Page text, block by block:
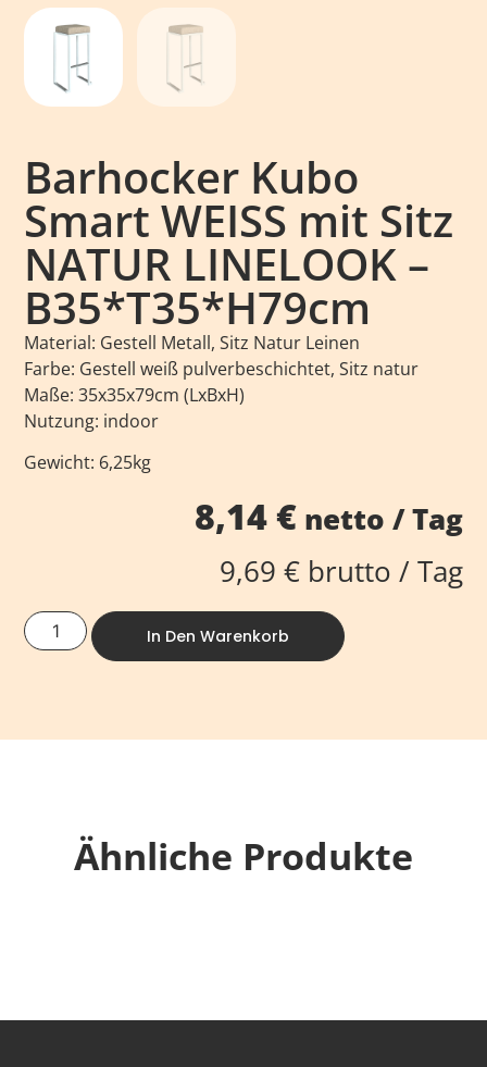
Barhocker Kubo
Smart WEISS mit Sitz
NATUR LINELOOK –
B35*T35*H79cm
Material: Gestell Metall, Sitz Natur Leinen
Farbe: Gestell weiß pulverbeschichtet, Sitz natur
Maße: 35x35x79cm (LxBxH)
Nutzung: indoor
Gewicht: 6,25kg
8,14€netto / Tag
9,69 €brutto / Tag
In Den Warenkorb
Ähnliche Produkte